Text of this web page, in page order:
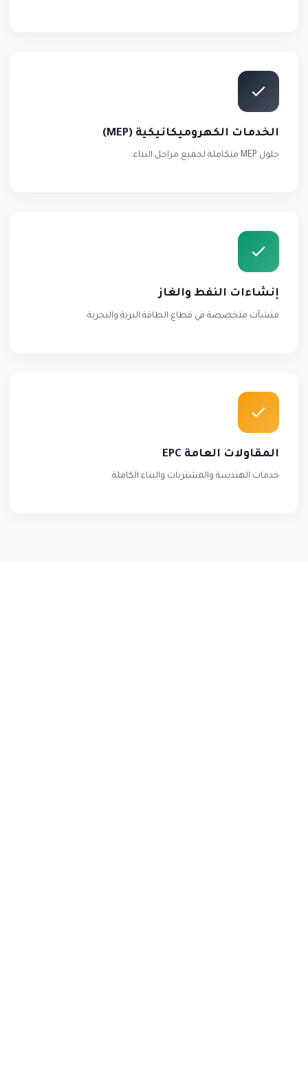
الخدمات الكهروميكانيكية (MEP)
حلول MEP متكاملة لجميع مراحل البناء.
إنشاءات النفط والغاز
منشآت متخصصة في قطاع الطاقة البرية والبحرية.
المقاولات العامة EPC
خدمات الهندسة والمشتريات والبناء الكاملة.